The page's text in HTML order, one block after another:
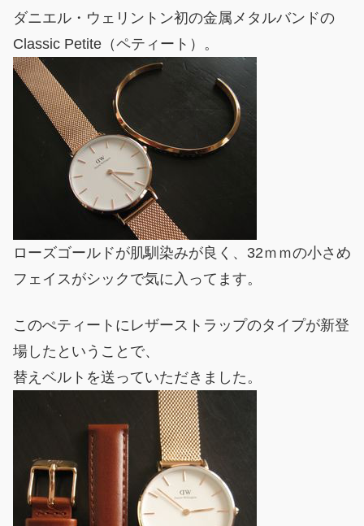
ダニエル・ウェリントン初の金属メタルバンドの
Classic Petite（ペティート）。
ローズゴールドが肌馴染みが良く、32ｍｍの小さめ
フェイスがシックで気に入ってます。
このぺティートにレザーストラップのタイプが新登
場したということで、
替えベルトを送っていただきました。